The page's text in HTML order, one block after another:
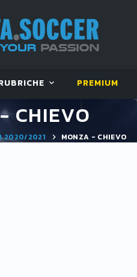
PREMIUM
CHIEVO
2020/2021 MONZA - CHIEVO